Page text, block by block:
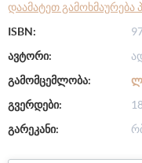
დაამატეთ გამოხმაურება
ISBN:
ავტორი:
გამომცემლობა:
გვერდები:
გარეკანი: